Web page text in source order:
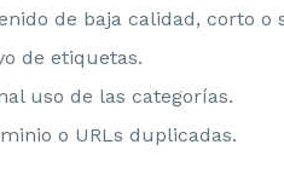
de baja calidad, corto o
de etiquetas.
uso de las categorías.
o URLs duplicadas.